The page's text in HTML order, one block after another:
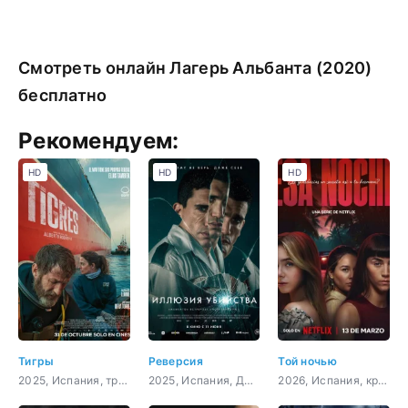
Смотреть онлайн Лагерь Альбанта (2020)
бесплатно
Рекомендуем:
Тигры
2025, Испания, триллер, криминал
HD
Реверсия
2025, Испания, Доминикана, триллер, детектив
HD
Той ночью
2026, Испания, криминал, детектив
HD